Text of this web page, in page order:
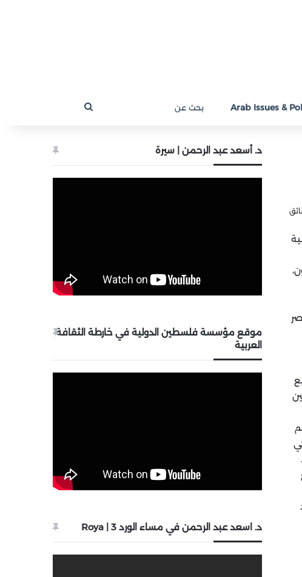
Arab Issues &
د. أسعد عبد الرحمن | سيرة
موقع مؤسسة فلسطين الدولية في خارطة الثقافة
العربية
د. اسعد عبد الرحمن في مساء الورد 3 | Roya